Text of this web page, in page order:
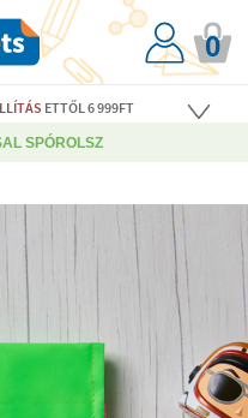
0
ETTŐL 6 999FT
SPÓROLSZ